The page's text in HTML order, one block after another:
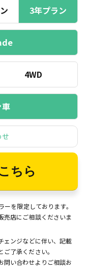
3年プラン
4WD
ちら
を限定しております。
売店にご相談くださいま
ェンジなどに伴い、記載
了承ください。
問い合わせよりご相談お